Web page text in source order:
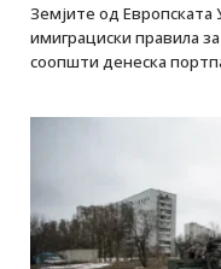
Земјите од Европската
имиграциски правила
соопшти денеска